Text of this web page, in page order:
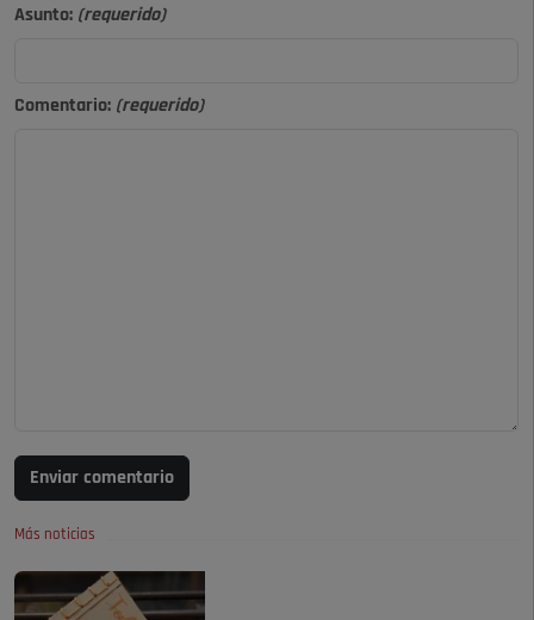
Asunto: (requerido)
Comentario: (requerido)
Enviar comentario
Más noticias